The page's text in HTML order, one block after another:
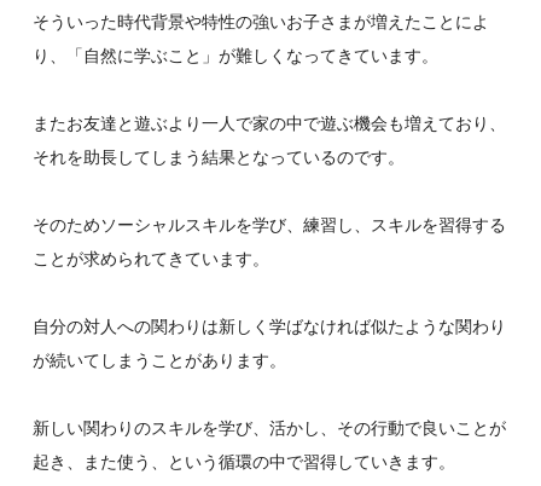
そういった時代背景や特性の強いお子さまが増えたことによ
り、「自然に学ぶこと」が難しくなってきています。
またお友達と遊ぶより一人で家の中で遊ぶ機会も増えており、
それを助長してしまう結果となっているのです。
そのためソーシャルスキルを学び、練習し、スキルを習得する
ことが求められてきています。
自分の対人への関わりは新しく学ばなければ似たような関わり
が続いてしまうことがあります。
新しい関わりのスキルを学び、活かし、その行動で良いことが
起き、また使う、という循環の中で習得していきます。